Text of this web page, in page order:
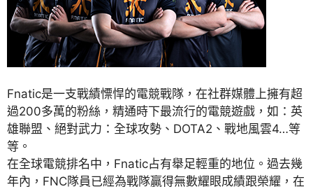
Fnatic是一支戰績慓悍的電競戰隊，在社群媒體上擁有超
過200多萬的粉絲，精通時下最流行的電競遊戲，如：英
雄聯盟、絕對武力：全球攻勢、DOTA2、戰地風雲4…等
等。
在全球電競排名中，Fnatic占有舉足輕重的地位。過去幾
年內，FNC隊員已經為戰隊贏得無數耀眼成績跟榮耀，在